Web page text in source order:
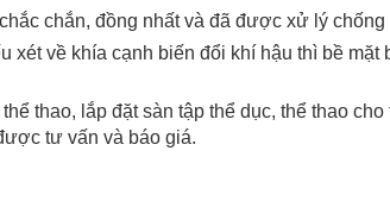
chắn, đồng nhất và đã được xử lý chống
xét về khía cạnh biến đổi khí hậu thì bề
thao, lắp đặt sàn tập thể dục, thể thao
tư vấn và báo giá.